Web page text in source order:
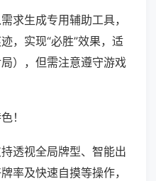
求生成专用辅助工具，
，实现“必胜”效果，适
），但需注意遵守游戏
！
透视全局牌型、智能出
率及快速自摸等操作，